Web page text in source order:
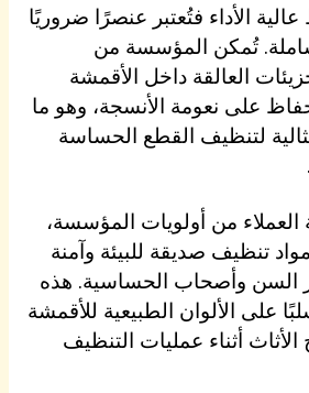
الأداء فتُعتبر عنصرًا ضروريًا
تُمكن المؤسسة من
العالقة داخل الأقمشة
على نعومة الأنسجة، وهو ما
لتنظيف القطع الحساسة
العملاء من أولويات المؤسسة،
تنظيف صديقة للبيئة وآمنة
السن وأصحاب الحساسية. هذه
على الألوان الطبيعية للأقمشة
أثناء عمليات التنظيف